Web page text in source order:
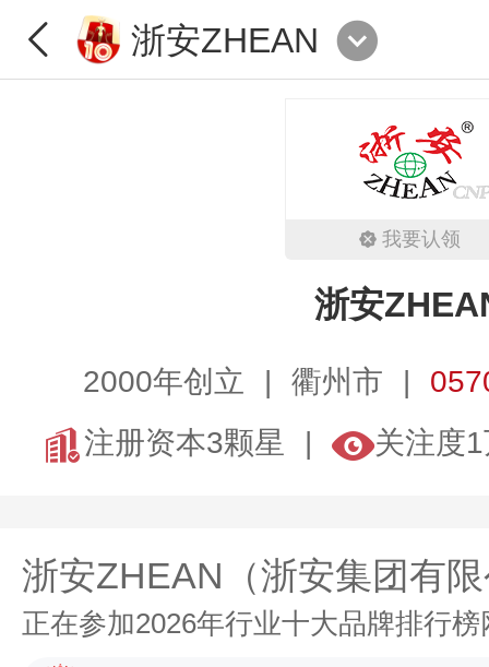
浙安ZHEAN
我要认领
浙安
2000年创立 衢州市
注册资本3颗星
关注度
浙安ZHEAN（浙安集团有
正在参加2026年行业十大品牌排行